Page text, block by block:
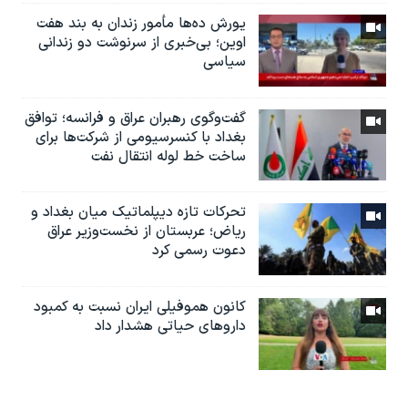
یورش ده‌ها مأمور زندان به بند هفت
اوین؛ بی‌خبری از سرنوشت دو زندانی
سیاسی
گفت‌وگوی رهبران عراق و فرانسه؛ توافق
بغداد با کنسرسیومی از شرکت‌ها برای
ساخت خط لوله انتقال نفت
تحرکات تازه دیپلماتیک میان بغداد و
ریاض؛ عربستان از نخست‌وزیر عراق
دعوت رسمی کرد
کانون هموفیلی ایران نسبت به کمبود
داروهای حیاتی هشدار داد